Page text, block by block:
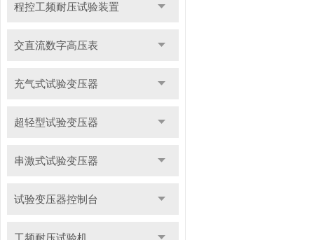
程控工频耐压试验装置
交直流数字高压表
充气式试验变压器
超轻型试验变压器
串激式试验变压器
试验变压器控制台
工频耐压试验机